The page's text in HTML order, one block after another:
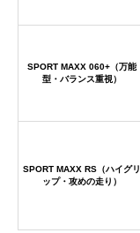
SPORT MAXX 060+（万能
型・バランス重視）
SPORT MAXX RS（ハイグリ
ップ・攻めの走り）